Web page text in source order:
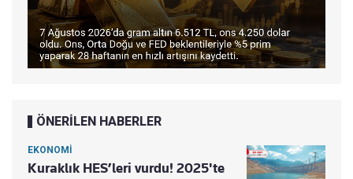
ÖNERİLEN HABERLER
EKONOMİ
Kuraklık HES’leri vurdu! 2025'te